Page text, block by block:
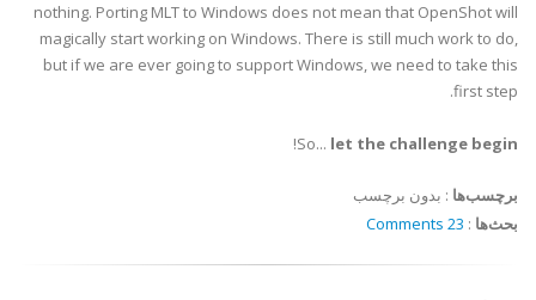
nothing. Porting MLT to Windows does not mean that OpenShot will
magically start working on Windows. There is still much work to do,
but if we are ever going to support Windows, we need to take this
first step.
So... let the challenge begin
!
برچسب‌ها : بدون برچسب
بحث‌ها :
23 Comments